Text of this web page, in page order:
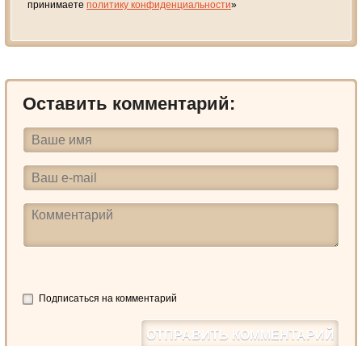
принимаете политику конфиденциальности»
Оставить комментарий:
Подписаться на комментарий